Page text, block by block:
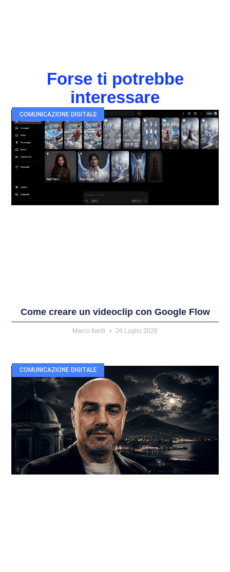
Forse ti potrebbe
interessare
COMUNICAZIONE DIGITALE
Come creare un videoclip con Google Flow
Marco Ilardi 26 Luglio 2026
COMUNICAZIONE DIGITALE